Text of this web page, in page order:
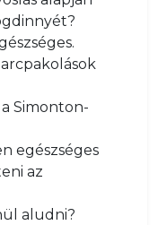
Simonton-
egészséges
az
aludni?